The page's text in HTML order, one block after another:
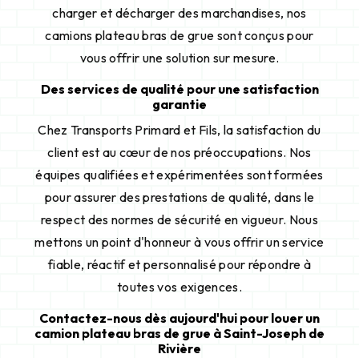
charger et décharger des marchandises, nos
camions plateau bras de grue sont conçus pour
vous offrir une solution sur mesure.
Des services de qualité pour une satisfaction
garantie
Chez Transports Primard et Fils, la satisfaction du
client est au cœur de nos préoccupations. Nos
équipes qualifiées et expérimentées sont formées
pour assurer des prestations de qualité, dans le
respect des normes de sécurité en vigueur. Nous
mettons un point d'honneur à vous offrir un service
fiable, réactif et personnalisé pour répondre à
toutes vos exigences.
Contactez-nous dès aujourd'hui pour louer un
camion plateau bras de grue à Saint-Joseph de
Rivière